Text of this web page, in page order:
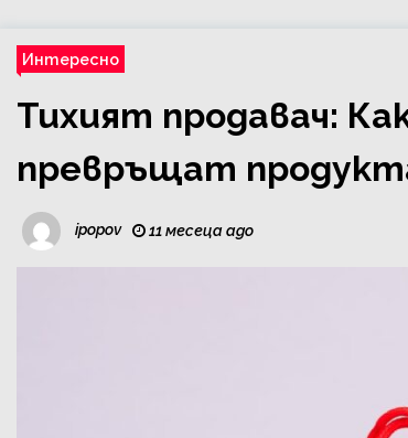
Интересно
Тихият продавач:
превръщат
ipopov 11 месеца ago